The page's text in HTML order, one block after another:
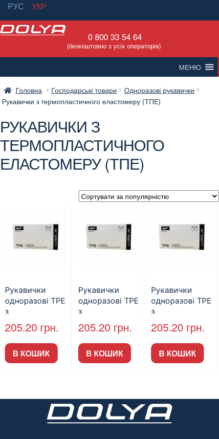
РУС
УКР
Перейти
навігації
Перейти
вмісту
0 800 33 54 64
(безкоштовно з усіх операторів)
МЕНЮ
Головна Господарські товари
Одноразові рукавички
Рукавички з термопластичного еластомеру (ТПЕ)
РУКАВИЧКИ З
ТЕРМОПЛАСТИЧНОГО
ЕЛАСТОМЕРУ (ТПЕ)
Рукавички
одноразові TPE
з
термопластичн
ого
еластомеру
SEF ЧОРНІ
200шт., розмір
205.20 грн.
В КОШИК
Рукавички
одноразові TPE
з
термопластичн
ого
еластомеру
SEF ЧОРНІ
200шт., розмір
205.20 грн.
В КОШИК
Рукавички
одноразові TPE
з
термопластичн
ого
еластомеру
SEF ЧОРНІ
200шт., розмір
205.20 грн.
В КОШИК